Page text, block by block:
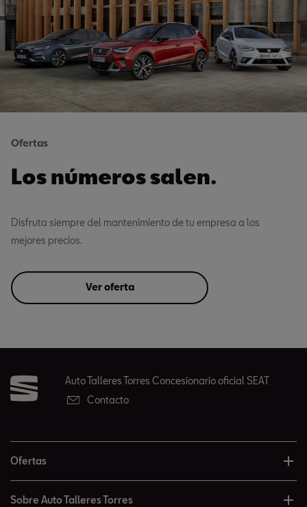
Ofertas
Los números salen.
Disfruta siempre del mantenimiento de tu empresa a los
mejores precios.
Ver oferta
Auto Talleres Torres Concesionario oficial SEAT
Contacto
Ofertas
Sobre Auto Talleres Torres